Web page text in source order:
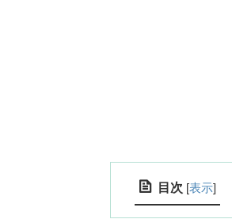
目次 [表示]